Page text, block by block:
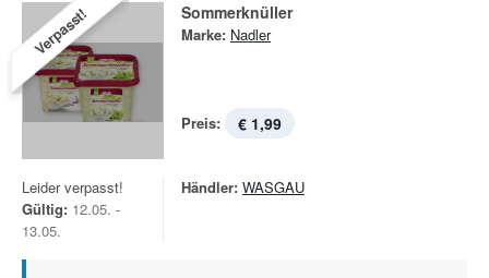
Verpasst! Sommerknüller
Marke: Nadler
Preis: € 1,99
Leider verpasst!
Gültig: 12.05. -
13.05.
Händler: WASGAU